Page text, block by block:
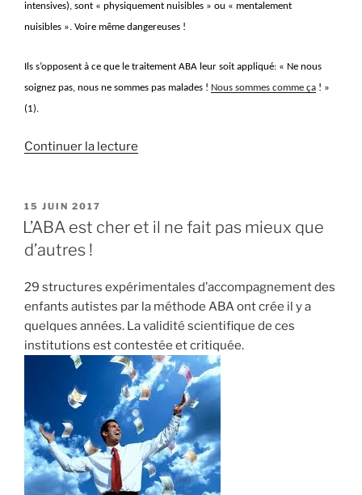
intensives), sont « physiquement nuisibles » ou « mentalement
nuisibles ». Voire même dangereuses !
Ils s’opposent à ce que le traitement ABA leur soit appliqué: « Ne nous
soignez pas, nous ne sommes pas malades ! Nous sommes comme ça ! »
(1).
Continuer la lecture
pas
je
suis
comme
ça
! »
PUBLIÉ
LE
15 JUIN 2017
L’ABA est cher et il ne fait pas mieux que
d’autres !
29 structures expérimentales d’accompagnement des
enfants autistes par la méthode ABA ont crée il y a
quelques années. La validité scientifique de ces
institutions est contestée et critiquée.